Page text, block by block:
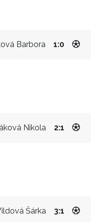
Barbora 1:0
Nikola 2:1
Šárka 3:1